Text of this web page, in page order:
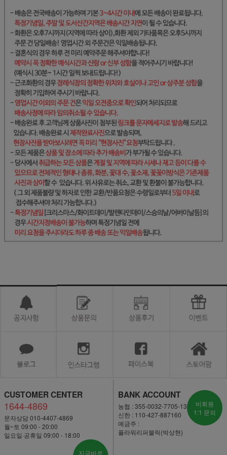
CUSTOMER CENTER
1644-4869
문자상담 010-4407-4869
월~토 09:00 - 20:00
일요일·공휴일 09:00 - 18:00
지금바로
BANK ACCOUNT
농협 : 355-0032-7705-13
신한 : 110-427-887160
예금주 :
플라워리퍼블릭(박상현)
비회원
1:1 문의